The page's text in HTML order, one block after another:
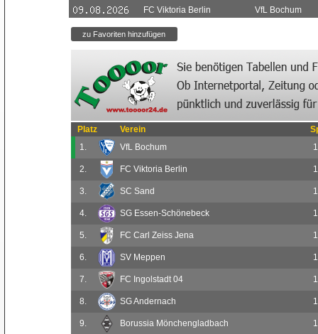
FC Viktoria Berlin
VfL Bochum
Platz Verein
1.
VfL Bochum 1
2. FC Viktoria Berlin 1
3. SC Sand 1
4. SG Essen-Schönebeck 1
5. FC Carl Zeiss Jena 1
6. SV Meppen 1
7. FC Ingolstadt 04 1
8. SG Andernach 1
9. Borussia Mönchengladbach 1